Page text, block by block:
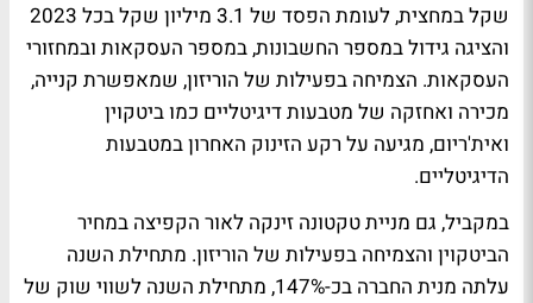
שקל במחצית, לעומת הפסד של 3.1 מיליון שקל בכל 2023
והציגה גידול במספר החשבונות, במספר העסקאות ובמחזורי
העסקאות. הצמיחה בפעילות של הוריזון, שמאפשרת קנייה,
מכירה ואחזקה של מטבעות דיגיטליים כמו ביטקוין
ואית'ריום, מגיעה על רקע הזינוק האחרון במטבעות
הדיגיטליים.
במקביל, גם מניית טקטונה זינקה לאור הקפיצה במחיר
הביטקוין והצמיחה בפעילות של הוריזון. מתחילת השנה
עלתה מנית החברה בכ-147%, מתחילת השנה לשווי שוק של